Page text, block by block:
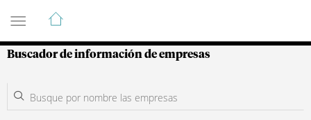
Guía de Empresas Colombianas
Buscador de información de empresas